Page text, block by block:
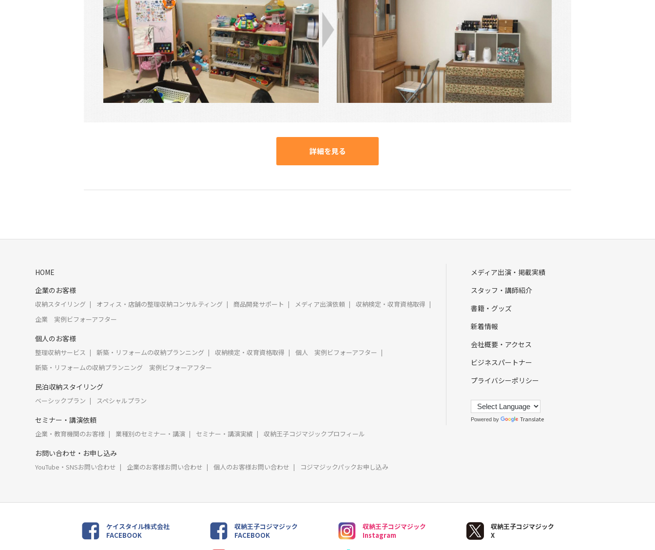
詳細を見る
HOME
企業のお客様
収納スタイリング オフィス・店舗の整理収納コンサルティング 商品開発サポート メディア出演依頼
収納検定・収育資格取得
企業 実例ビフォーアフター
個人のお客様
整理収納サービス 新築・リフォームの収納プランニング 収納検定・収育資格取得
個人 実例ビフォーアフター
新築・リフォームの収納プランニング 実例ビフォーアフター
民泊収納スタイリング
ベーシックプラン スペシャルプラン
セミナー・講演依頼
企業・教育機関のお客様 業種別のセミナー・講演 セミナー・講演実績 収納王子コジマジックプロフィール
お問い合わせ・お申し込み
YouTube・SNSお問い合わせ 企業のお客様お問い合わせ 個人のお客様お問い合わせ コジマジックパックお申し込み
メディア出演・掲載実績
スタッフ・講師紹介
書籍・グッズ
新着情報
会社概要・アクセス
ビジネスパートナー
プライバシーポリシー
Powered by Translate
ケイスタイル株式会社
FACEBOOK
収納王子コジマジック
FACEBOOK
収納王子コジマジック
Instagram
収納王子コジマジック
X